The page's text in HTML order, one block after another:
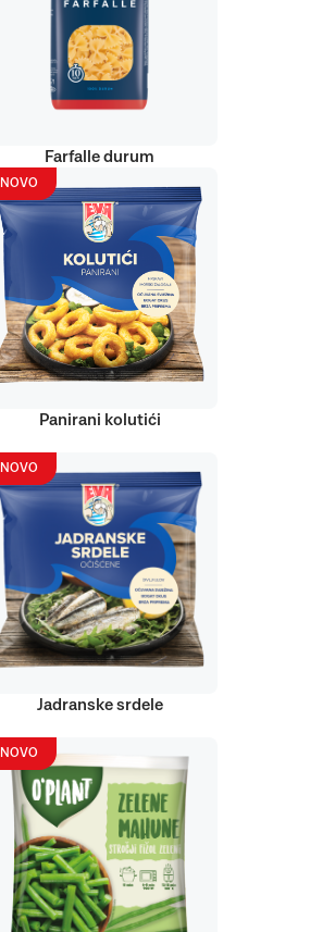
Farfalle durum
NOVO
Panirani kolutići
NOVO
Jadranske srdele
NOVO